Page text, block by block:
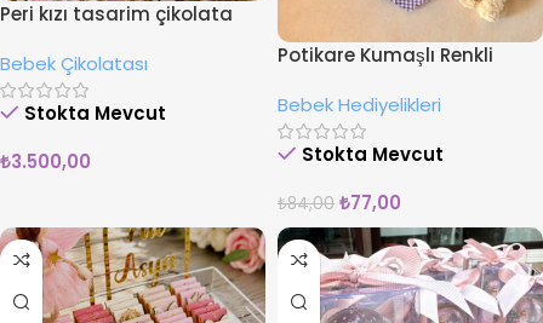
Peri kızı tasarim çikolata
Bebek Çikolatası
Stokta Mevcut
₺3.500,00
Potikare Kumaşlı Renkli
Bebek Hediyelikleri
Stokta Mevcut
₺84,00 ₺77,00